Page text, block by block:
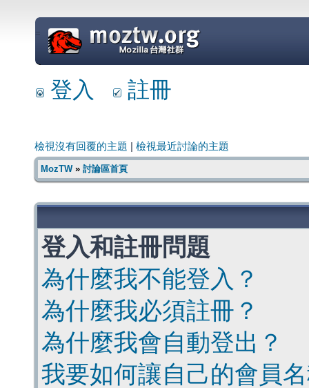
=
登入 註冊
檢視沒有回覆的主題 檢視最近討論的主題
MozTW» 討論區首頁
登入和註冊問題
為什麼我不能登入？
為什麼我必須註冊？
為什麼我會自動登出？
我要如何讓自己的會員